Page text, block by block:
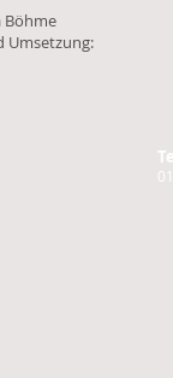
Böhme
Umsetzung: